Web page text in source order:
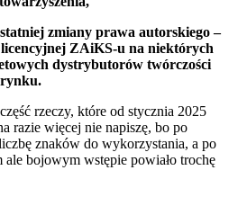
zmiany prawa autorskiego –
ZAiKS-u na niektórych
dystrybutorów twórczości
rynku.
rzeczy, które od stycznia 2025
razie więcej nie napiszę, bo po
znaków do wykorzystania, a po
bojowym wstępie powiało trochę